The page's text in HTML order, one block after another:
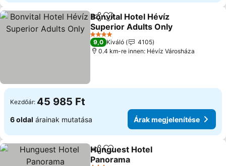
Megosztás
Hozzáadás a kedvencekhez
Bonvital Hotel Hévíz
Superior Adults Only
4 Kategória
9,0 Kiváló
4105
0.4 km-re innen: Hévíz Városháza
Kezdőár: 45 985 Ft
6 oldal árainak mutatása Árak megjelenítése
Megosztás
Hozzáadás a kedvencekhez
Hunguest Hotel
Panorama